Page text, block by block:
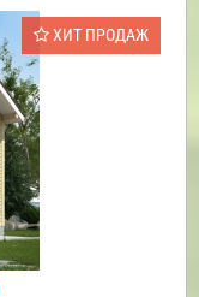
ХИТ ПРОДАЖ